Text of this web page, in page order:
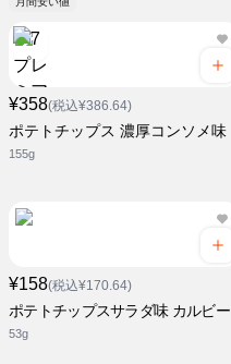
¥358(税込¥386.64)
ポテトチップス 濃厚コンソメ味
155g
¥158(税込¥170.64)
ポテトチップスサラダ味 カルビー
53g